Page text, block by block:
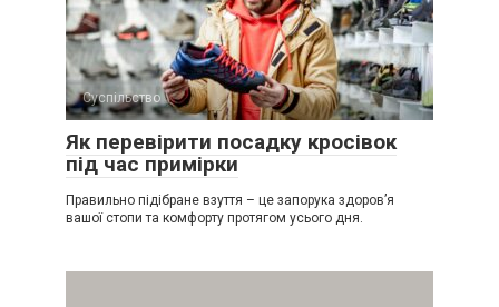
Суспільство
Як перевірити посадку кросівок
під час примірки
Правильно підібране взуття – це запорука здоров’я
вашої стопи та комфорту протягом усього дня.